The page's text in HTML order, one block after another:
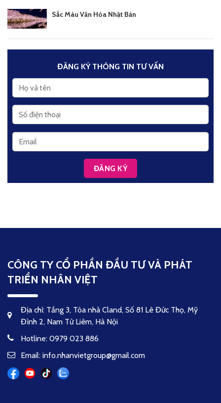
Sắc Màu Văn Hóa Nhật Bản
ĐĂNG KÝ THÔNG TIN TƯ VẤN
CÔNG TY CỔ PHẦN ĐẦU TƯ VÀ PHÁT
TRIỂN NHÂN VIỆT
Địa chỉ: Tầng 3, Tòa nhà Cland, Số 81 Lê Đức Thọ, Mỹ
Đình 2, Nam Từ Liêm, Hà Nội
Hotline: 0979 023 886
Email: info.nhanvietgroup@gmail.com